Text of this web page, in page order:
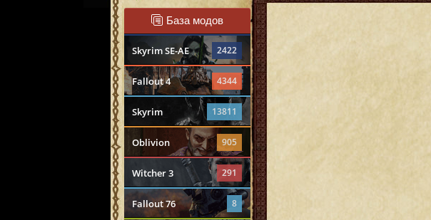
База модов
Skyrim SE-AE 2422
Fallout 4 4344
Skyrim 13811
Oblivion 905
Witcher 3 291
Fallout 76 8